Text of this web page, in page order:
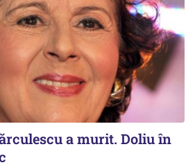
a murit. Doliu în